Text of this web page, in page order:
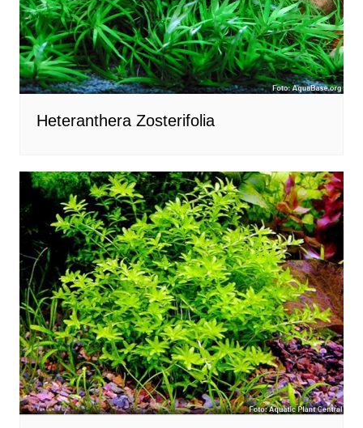
Heteranthera Zosterifolia